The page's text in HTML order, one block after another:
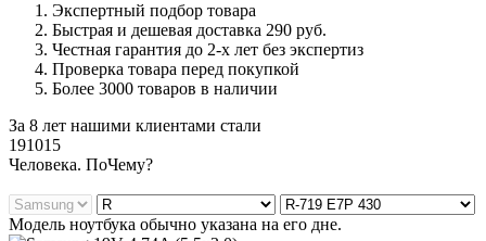
Экспертный подбор товара
Быстрая и дешевая доставка 290 руб.
Честная гарантия до 2-х лет без экспертиз
Проверка товара перед покупкой
Более 3000 товаров в наличии
За 8 лет нашими клиентами стали
191015
Человека. ПоЧему?
Модель ноутбука обычно указана на его дне.